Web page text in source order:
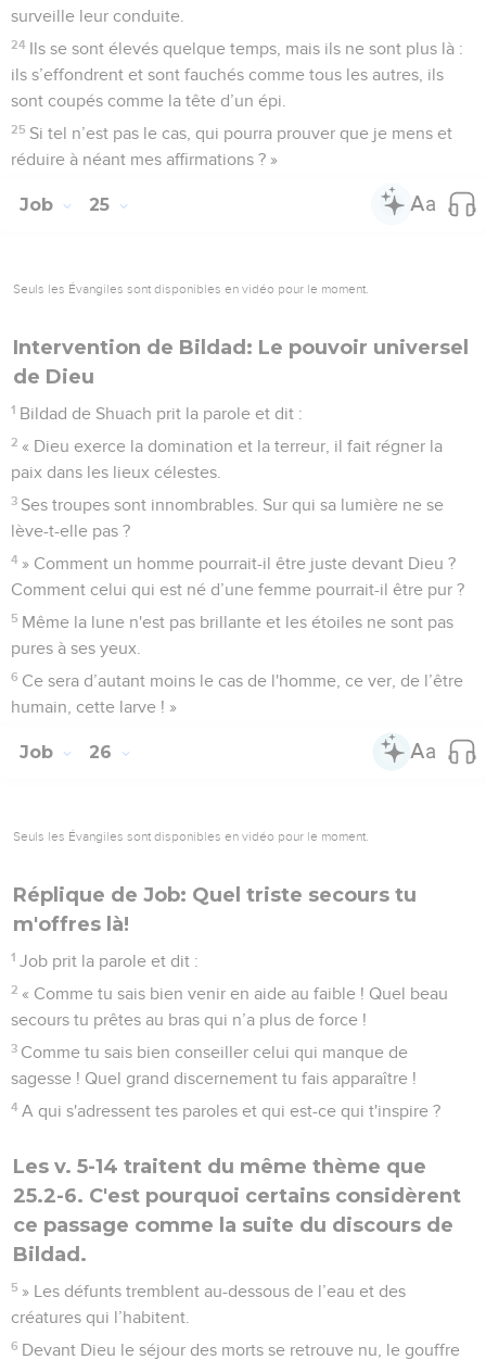
surveille leur conduite.
24 Ils se sont élevés quelque temps, mais ils ne sont plus là :
ils s’effondrent et sont fauchés comme tous les autres, ils
sont coupés comme la tête d’un épi.
25 Si tel n’est pas le cas, qui pourra prouver que je mens et
réduire à néant mes affirmations ? »
Job 25
Seuls les Évangiles sont disponibles en vidéo pour le moment.
Intervention de Bildad: Le pouvoir universel
de Dieu
1 Bildad de Shuach prit la parole et dit :
2 « Dieu exerce la domination et la terreur, il fait régner la
paix dans les lieux célestes.
3 Ses troupes sont innombrables. Sur qui sa lumière ne se
lève-t-elle pas ?
4 » Comment un homme pourrait-il être juste devant Dieu ?
Comment celui qui est né d’une femme pourrait-il être pur ?
5 Même la lune n'est pas brillante et les étoiles ne sont pas
pures à ses yeux.
6 Ce sera d’autant moins le cas de l'homme, ce ver, de l’être
humain, cette larve ! »
Job 26
Seuls les Évangiles sont disponibles en vidéo pour le moment.
Réplique de Job: Quel triste secours tu
m'offres là!
1 Job prit la parole et dit :
2 « Comme tu sais bien venir en aide au faible ! Quel beau
secours tu prêtes au bras qui n’a plus de force !
3 Comme tu sais bien conseiller celui qui manque de
sagesse ! Quel grand discernement tu fais apparaître !
4 A qui s'adressent tes paroles et qui est-ce qui t'inspire ?
Les v. 5-14 traitent du même thème que
25.2-6. C'est pourquoi certains considèrent
ce passage comme la suite du discours de
Bildad.
5 » Les défunts tremblent au-dessous de l’eau et des
créatures qui l’habitent.
6 Devant Dieu le séjour des morts se retrouve nu, le gouffre